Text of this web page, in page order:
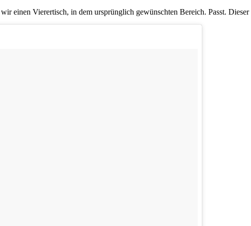
einen Vierertisch, in dem ursprünglich gewünschten Bereich. Passt.